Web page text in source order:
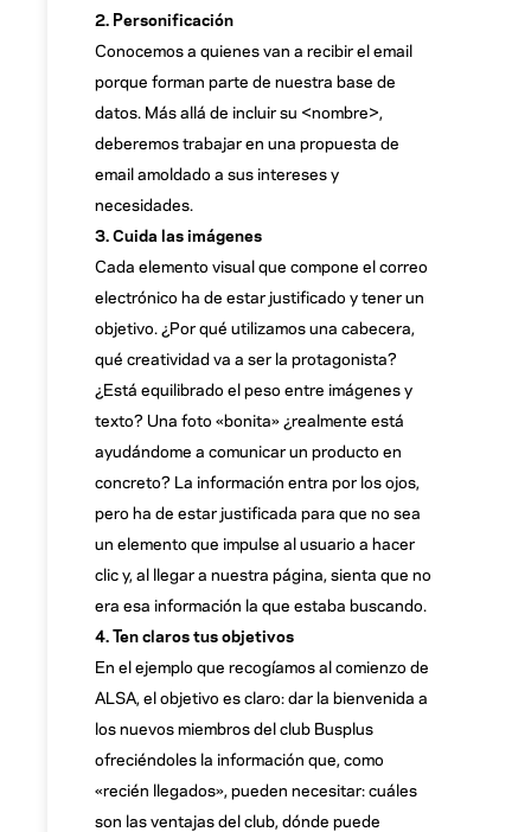
2. Personificación
Conocemos a quienes van a recibir el email
porque forman parte de nuestra base de
datos. Más allá de incluir su <nombre>,
deberemos trabajar en una propuesta de
email amoldado a sus intereses y
necesidades.
3. Cuida las imágenes
Cada elemento visual que compone el correo
electrónico ha de estar justificado y tener un
objetivo. ¿Por qué utilizamos una cabecera,
qué creatividad va a ser la protagonista?
¿Está equilibrado el peso entre imágenes y
texto? Una foto «bonita» ¿realmente está
ayudándome a comunicar un producto en
concreto? La información entra por los ojos,
pero ha de estar justificada para que no sea
un elemento que impulse al usuario a hacer
clic y, al llegar a nuestra página, sienta que no
era esa información la que estaba buscando.
4. Ten claros tus objetivos
En el ejemplo que recogíamos al comienzo de
ALSA, el objetivo es claro: dar la bienvenida a
los nuevos miembros del club Busplus
ofreciéndoles la información que, como
«recién llegados», pueden necesitar: cuáles
son las ventajas del club, dónde puede